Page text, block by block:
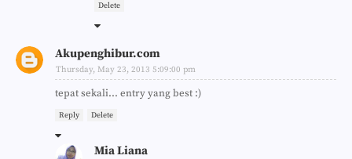
Delete
Akupenghibur.com
Thursday, May 23, 2013 5:09:00 pm
tepat sekali... entry yang best :)
Reply Delete
Mia Liana